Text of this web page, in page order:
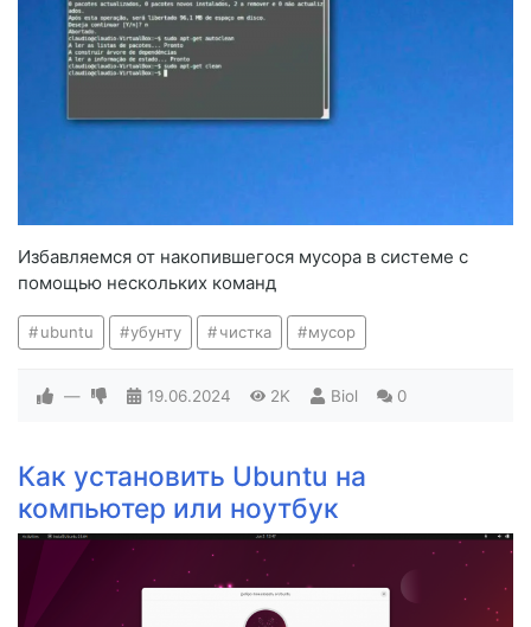
Избавляемся от накопившегося мусора в системе с
помощью нескольких команд
ubuntu убунту чистка мусор
— 19.06.2024 2K Biol 0
Как установить Ubuntu на
компьютер или ноутбук